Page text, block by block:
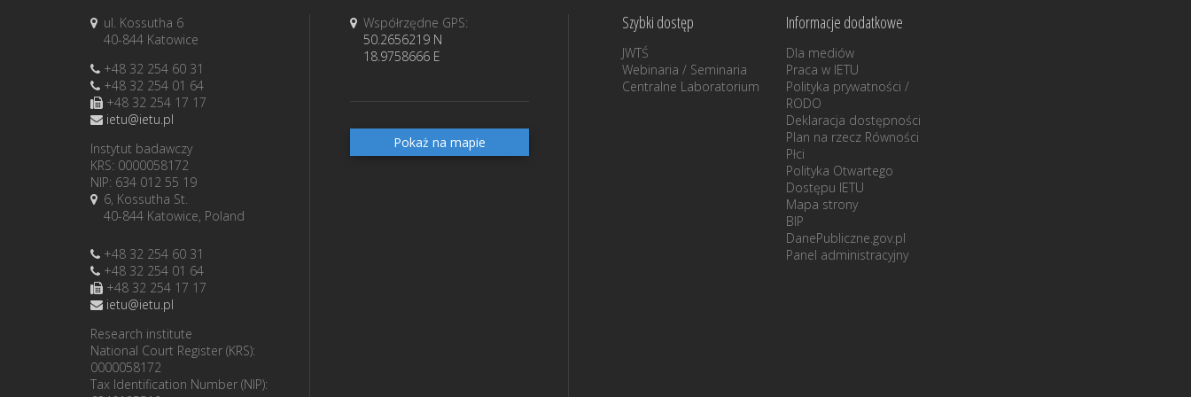
ul. Kossutha 6
40-844 Katowice
+48 32 254 60 31
+48 32 254 01 64
+48 32 254 17 17
ietu@ietu.pl
Instytut badawczy
KRS: 0000058172
NIP: 634 012 55 19
6, Kossutha St.
40-844 Katowice, Poland
+48 32 254 60 31
+48 32 254 01 64
+48 32 254 17 17
ietu@ietu.pl
Research institute
National Court Register (KRS):
0000058172
Tax Identification Number (NIP):
Współrzędne GPS:
50.2656219 N
18.9758666 E
Pokaż na mapie
Szybki dostęp
JWTŚ
Webinaria / Seminaria
Centralne Laboratorium
Informacje dodatkowe
Dla mediów
Praca w IETU
Polityka prywatności /
RODO
Deklaracja dostępności
Plan na rzecz Równości
Płci
Polityka Otwartego
Dostępu IETU
Mapa strony
BIP
DanePubliczne.gov.pl
Panel administracyjny